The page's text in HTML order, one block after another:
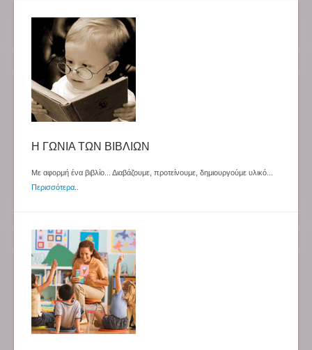
Η ΓΩΝΙΑ ΤΩΝ ΒΙΒΛΙΩΝ
Με αφορμή ένα βιβλίο... Διαβάζουμε, προτείνουμε, δημιουργούμε υλικό...
Περισσότερα